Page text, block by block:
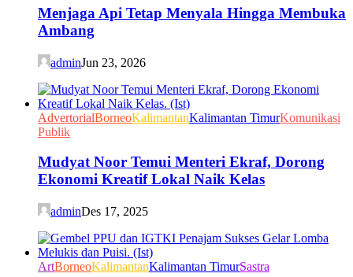
Menjaga Api Tetap Menyala Hingga Membuka
Ambang
adminJun 23, 2026
AdvertorialBorneoKalimantanKalimantan TimurKomunikasi
Publik
Mudyat Noor Temui Menteri Ekraf, Dorong
Ekonomi Kreatif Lokal Naik Kelas
adminDes 17, 2025
ArtBorneoKalimantanKalimantan TimurSastra